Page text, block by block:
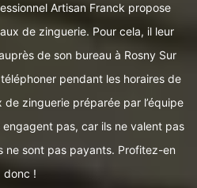
Artisan Franck propose
de zinguerie. Pour cela, il leur
de son bureau à Rosny Sur
pendant les horaires de
zinguerie préparée par l’équipe
pas, car ils ne valent pas
ne sont pas payants. Profitez-en
donc !